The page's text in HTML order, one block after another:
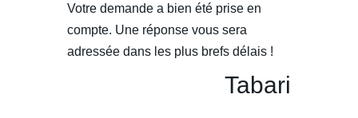
Votre demande a bien été prise en
compte. Une réponse vous sera
adressée dans les plus brefs délais !
Tabari